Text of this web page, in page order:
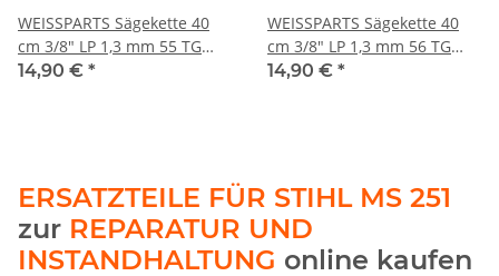
WEISSPARTS Sägekette 40
cm 3/8" LP 1,3 mm 55 TG
Low Profile
14,90 € *
WEISSPARTS Sägekette 40
cm 3/8" LP 1,3 mm 56 TG
Low Profile
14,90 € *
ERSATZTEILE FÜR STIHL MS 251
zur REPARATUR UND
INSTANDHALTUNG online kaufen